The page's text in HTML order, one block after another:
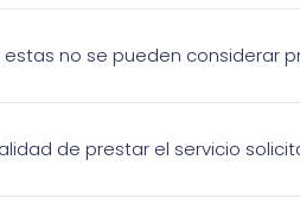
no se pueden considerar
de prestar el servicio